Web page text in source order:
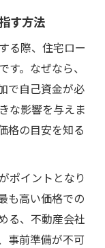
す方法
る際、住宅ロー
。なぜなら、
で自己資金が必
な影響を与えま
格の目安を知る
ポイントとなり
も高い価格での
る、不動産会社
事前準備が不可